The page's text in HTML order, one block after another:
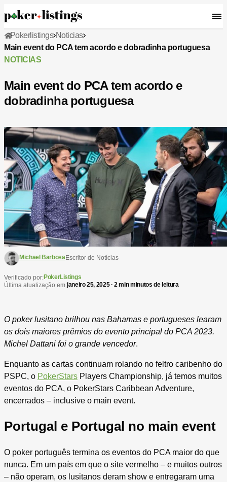
Pokerlistings Noticias
Main event do PCA tem acordo e dobradinha portuguesa
NOTICIAS
Main event do PCA tem acordo e
dobradinha portuguesa
Michael BarbosaEscritor de Notícias
Verificado por:PokerListings
Última atualização em:janeiro 25, 2025 · 2 min minutos de leitura
O poker lusitano brilhou nas Bahamas e portugueses learam
os dois maiores prêmios do evento principal do PCA 2023.
Michel Dattani foi o grande vencedor.
Enquanto as cartas continuam rolando no feltro caribenho do
PSPC, o PokerStars Players Championship, já temos muitos
eventos do PCA, o PokerStars Caribbean Adventure,
encerrados – inclusive o main event.
Portugal e Portugal no main event
O poker português termina os eventos do PCA maior do que
nunca. Em um país em que o site vermelho – e muitos outros
– não operam, os lusitanos deram show e entregaram uma